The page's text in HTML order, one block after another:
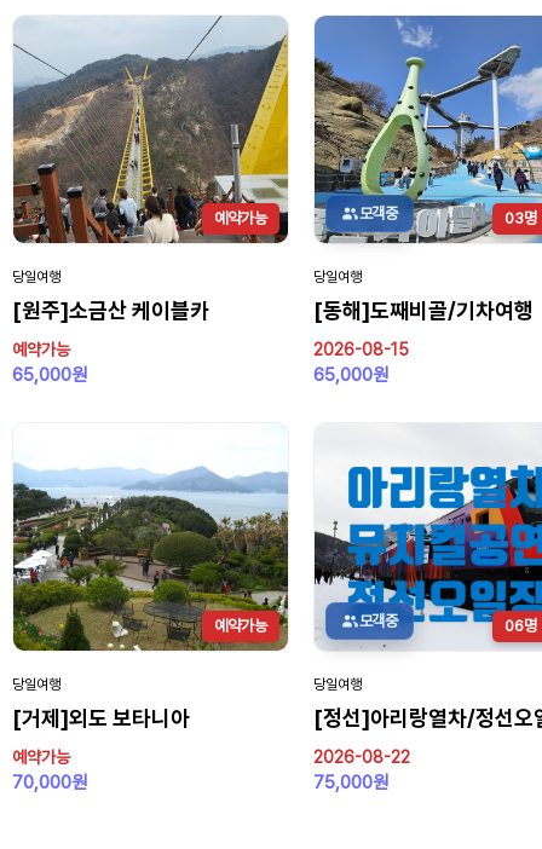
예약가능
당일여행
[원주]소금산 케이블카
예약가능
65,000원
모객중 03명
당일여행
[동해]도째비골/기차여행
2026-08-15
65,000원
예약가능
당일여행
[거제]외도 보타니아
예약가능
70,000원
모객중 06명
당일여행
[정선]아리랑열차/정선오
2026-08-22
75,000원